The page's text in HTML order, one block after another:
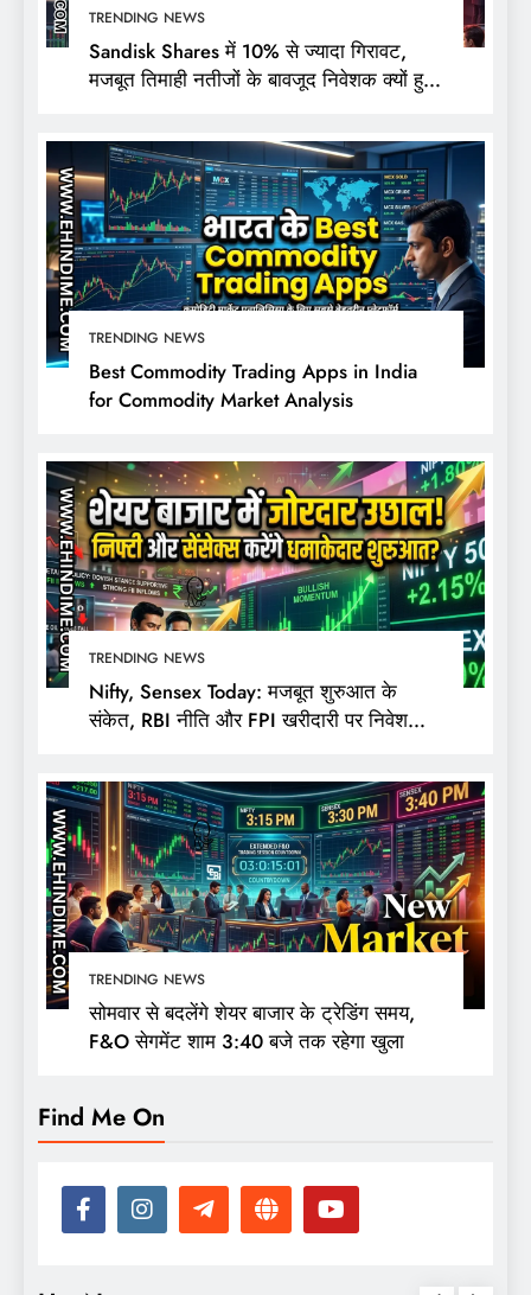
TRENDING NEWS
Sandisk Shares में 10% से ज्यादा गिरावट,
मजबूत तिमाही नतीजों के बावजूद निवेशक क्यों हुए
TRENDING NEWS
Best Commodity Trading Apps in India
for Commodity Market Analysis
TRENDING NEWS
Nifty, Sensex Today: मजबूत शुरुआत के
संकेत, RBI नीति और FPI खरीदारी पर निवेशकों
TRENDING NEWS
सोमवार से बदलेंगे शेयर बाजार के ट्रेडिंग समय,
F&O सेगमेंट शाम 3:40 बजे तक रहेगा खुला
Find Me On